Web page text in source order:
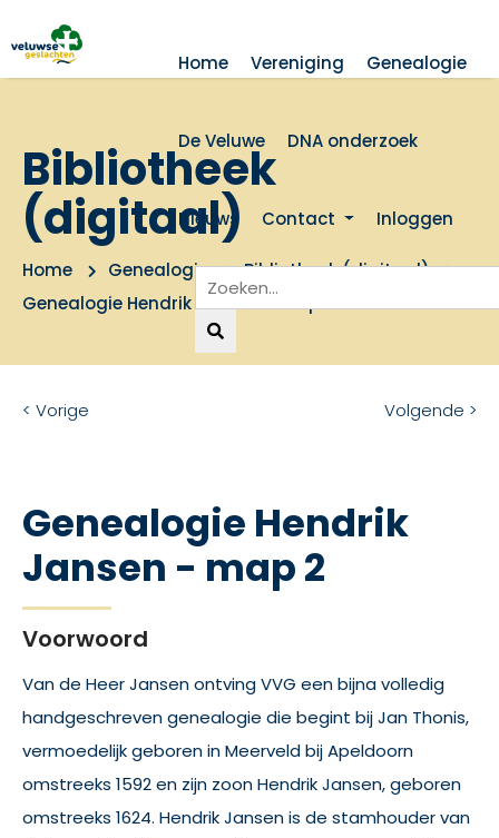
Home Vereniging Genealogie
De Veluwe DNA onderzoek
Nieuws Contact Inloggen
Bibliotheek
(digitaal)
Home Genealogie
Bibliotheek (digitaal)
Genealogie Hendrik Jansen - map 2
< Vorige Volgende >
Genealogie Hendrik
Jansen - map 2
Voorwoord
Van de Heer Jansen ontving VVG een bijna volledig
handgeschreven genealogie die begint bij Jan Thonis,
vermoedelijk geboren in Meerveld bij Apeldoorn
omstreeks 1592 en zijn zoon Hendrik Jansen, geboren
omstreeks 1624. Hendrik Jansen is de stamhouder van